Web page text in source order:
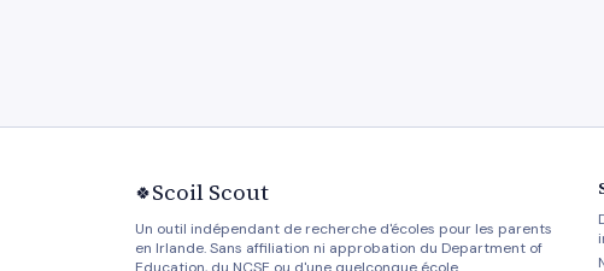
🍀Scoil Scout
Un outil indépendant de recherche d'écoles pour les parents
en Irlande. Sans affiliation ni approbation du Department of